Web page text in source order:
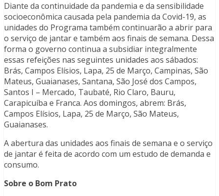
Diante da continuidade da pandemia e da sensibilidade
socioeconômica causada pela pandemia da Covid-19, as
unidades do Programa também continuarão a abrir para
o serviço de jantar e também aos finais de semana. Dessa
forma o governo continua a subsidiar integralmente
essas refeições nas seguintes unidades aos sábados:
Brás, Campos Elísios, Lapa, 25 de Março, Campinas, São
Mateus, Guaianases, Santana, São José dos Campos,
Santos I – Mercado, Taubaté, Rio Claro, Bauru,
Carapicuíba e Franca. Aos domingos, abrem: Brás,
Campos Elísios, Lapa, 25 de Março, São Mateus,
Guaianases.
A abertura das unidades aos finais de semana e o serviço
de jantar é feita de acordo com um estudo de demanda e
consumo.
Sobre o Bom Prato